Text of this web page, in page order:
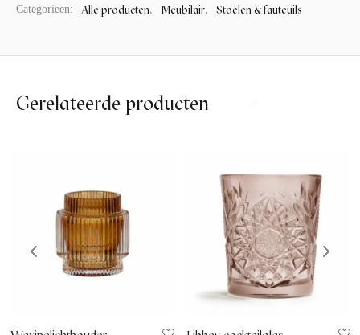
Categorieën:
Alle producten, Meubilair, Stoelen & fauteuils
Gerelateerde producten